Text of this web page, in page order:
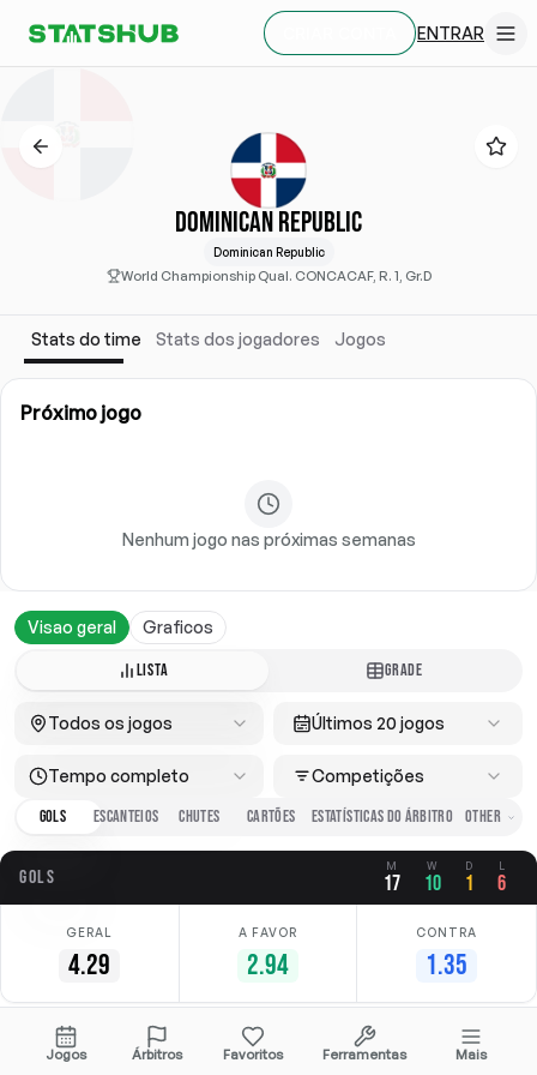
ENTRAR
DOMINICAN REPUBLIC
Dominican Republic
World Championship Qual. CONCACAF, R. 1, Gr.D
Stats do time Stats dos jogadores Jogos
Próximo jogo
Nenhum jogo nas próximas semanas
Visao geral Graficos
LISTA GRADE
Todos os jogos Últimos 20 jogos
Tempo completo
Competições
GOLS
ESCANTEIOS CHUTES CARTÕES ESTATÍSTICAS DO ÁRBITRO
GOLS M
17
W
10
D
1
L
6
GERAL
4.29
A FAVOR
2.94
CONTRA
1.35
Casa Fora Competição
Jogos Árbitros Favoritos Ferramentas Mais